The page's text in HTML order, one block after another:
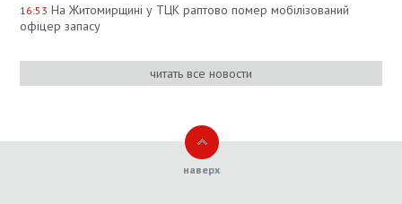
16:53 На Житомирщині у ТЦК раптово помер мобілізований
офіцер запасу
читать все новости
наверх